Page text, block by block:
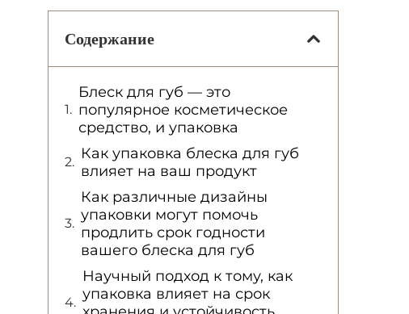
Содержание
Блеск для губ — это
популярное косметическое
средство, и упаковка
Как упаковка блеска для губ
влияет на ваш продукт
Как различные дизайны
упаковки могут помочь
продлить срок годности
вашего блеска для губ
Научный подход к тому, как
упаковка влияет на срок